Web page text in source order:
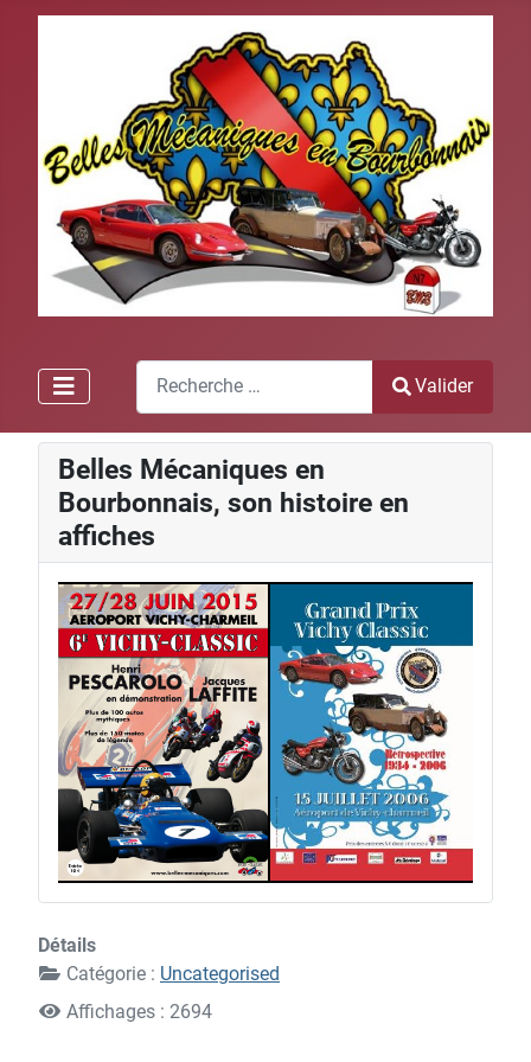
Recherche
Valider
Belles Mécaniques en
Bourbonnais, son histoire en
affiches
2 1
Détails
Catégorie : Uncategorised
Affichages : 2694